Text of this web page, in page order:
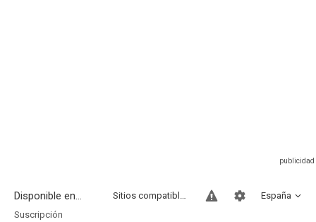
Disponible en... España
Sitios compatibles
Suscripción